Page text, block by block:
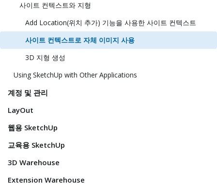
사이트 컨텍스트와 지형
Add Location(위치 추가) 기능을 사용한 사이트 컨텍스트
사이트 컨텍스트로 자체 이미지 사용
3D 지형 생성
Using SketchUp with Other Applications
계정 및 관리
LayOut
웹용 SketchUp
교육용 SketchUp
3D Warehouse
Extension Warehouse